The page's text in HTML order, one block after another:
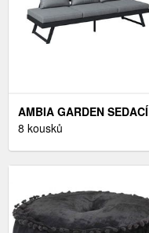
AMBIA GARDEN SEDACÍ
LAVICE
8 kousků